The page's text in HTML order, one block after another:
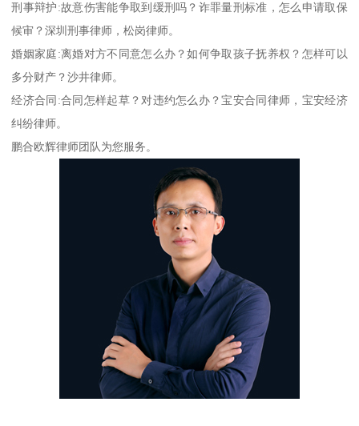
刑事辩护:故意伤害能争取到缓刑吗？诈罪量刑标准，怎么申请取保
候审？深圳刑事律师，松岗律师。
婚姻家庭:离婚对方不同意怎么办？如何争取孩子抚养权？怎样可以
多分财产？沙井律师。
经济合同:合同怎样起草？对违约怎么办？宝安合同律师，宝安经济
纠纷律师。
鹏合欧辉律师团队为您服务。